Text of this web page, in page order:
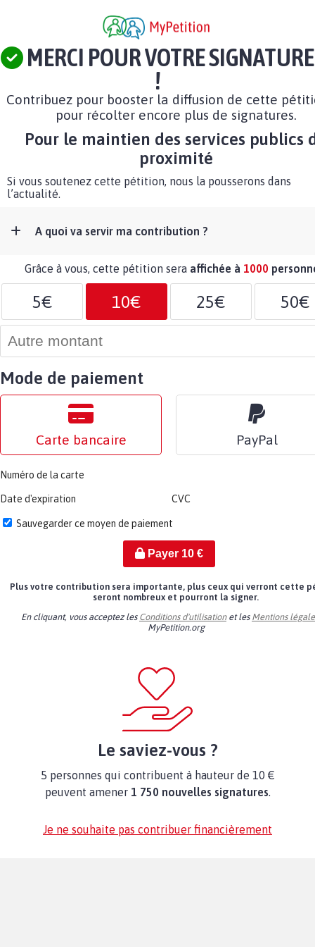
MERCI POUR VOTRE SIGNATURE
!
Contribuez pour booster la diffusion de cette
pour récolter encore plus de signatures.
Pour le maintien des services publics
proximité
Si vous soutenez cette pétition, nous la pousserons dans
l’actualité.
A quoi va servir ma contribution ?
Grâce à vous, cette pétition sera affichée à 1000
5€ 10€ 25€ 50€
Mode de paiement
Carte bancaire PayPal
Numéro de la carte
Date d'expiration CVC
Sauvegarder ce moyen de paiement
Payer 10€
Plus votre contribution sera importante, plus ceux qui verront cette
seront nombreux et pourront la signer.
En cliquant, vous acceptez les Conditions d'utilisationet les Mentions
MyPetition.org
Le saviez-vous ?
5 personnes qui contribuent à hauteur de 10 €
peuvent amener 1 750 nouvelles signatures.
Je ne souhaite pas contribuer financièrement